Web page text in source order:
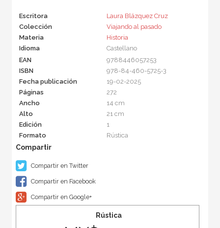
Escritora
Laura Blázquez Cruz
Colección
Viajando al pasado
Materia
Historia
Idioma
Castellano
EAN
9788446057253
ISBN
978-84-460-5725-3
Fecha publicación
19-02-2025
Páginas
272
Ancho
14 cm
Alto
21 cm
Edición
1
Formato
Rústica
Compartir en Twitter
Compartir en Facebook
Compartir en Google+
Rústica